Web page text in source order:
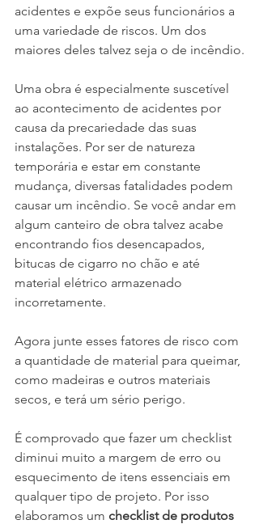
acidentes e expõe seus funcionários a
uma variedade de riscos. Um dos
maiores deles talvez seja o de incêndio.
Uma obra é especialmente suscetível
ao acontecimento de acidentes por
causa da precariedade das suas
instalações. Por ser de natureza
temporária e estar em constante
mudança, diversas fatalidades podem
causar um incêndio. Se você andar em
algum canteiro de obra talvez acabe
encontrando fios desencapados,
bitucas de cigarro no chão e até
material elétrico armazenado
incorretamente.
Agora junte esses fatores de risco com
a quantidade de material para queimar,
como madeiras e outros materiais
secos, e terá um sério perigo.
É comprovado que fazer um checklist
diminui muito a margem de erro ou
esquecimento de itens essenciais em
qualquer tipo de projeto. Por isso
elaboramos um checklist de produtos